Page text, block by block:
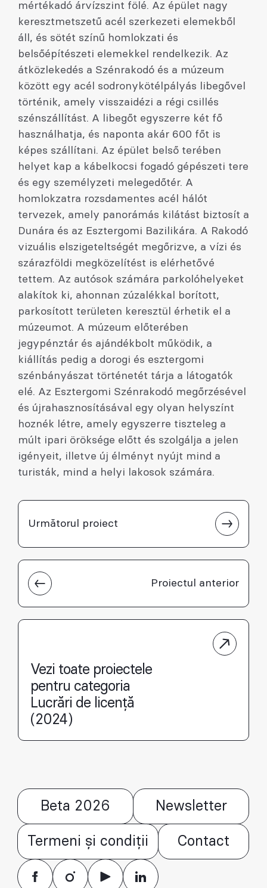
mértékadó árvízszint fölé. Az épület nagy
keresztmetszetű acél szerkezeti elemekből
áll, és sötét színű homlokzati és
belsőépítészeti elemekkel rendelkezik. Az
átközlekedés a Szénrakodó és a múzeum
között egy acél sodronykötélpályás libegővel
történik, amely visszaidézi a régi csillés
szénszállítást. A libegőt egyszerre két fő
használhatja, és naponta akár 600 főt is
képes szállítani. Az épület belső terében
helyet kap a kábelkocsi fogadó gépészeti tere
és egy személyzeti melegedőtér. A
homlokzatra rozsdamentes acél hálót
tervezek, amely panorámás kilátást biztosít a
Dunára és az Esztergomi Bazilikára. A Rakodó
vizuális elszigeteltségét megőrizve, a vízi és
szárazföldi megközelítést is elérhetővé
tettem. Az autósok számára parkolóhelyeket
alakítok ki, ahonnan zúzalékkal borított,
parkosított területen keresztül érhetik el a
múzeumot. A múzeum előterében
jegypénztár és ajándékbolt működik, a
kiállítás pedig a dorogi és esztergomi
szénbányászat történetét tárja a látogatók
elé. Az Esztergomi Szénrakodó megőrzésével
és újrahasznosításával egy olyan helyszínt
hoznék létre, amely egyszerre tiszteleg a
múlt ipari öröksége előtt és szolgálja a jelen
igényeit, illetve új élményt nyújt mind a
turisták, mind a helyi lakosok számára.
Proiectul anterior
Următorul proiect
Vezi toate proiectele
pentru categoria
Lucrări de licență
(2024)
Beta 2026 Newsletter
Termeni și condiții Contact